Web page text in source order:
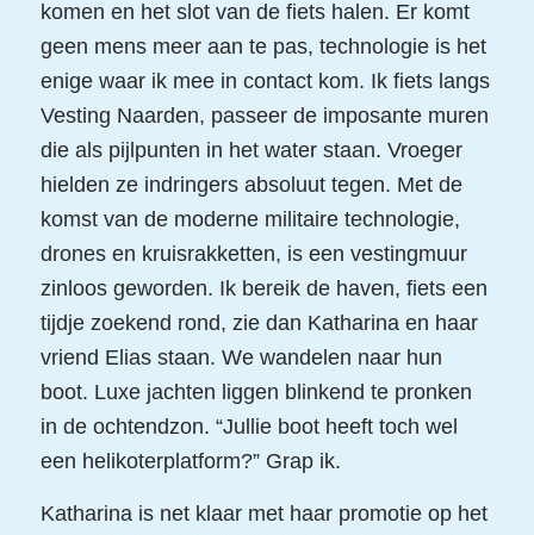
komen en het slot van de fiets halen. Er komt
geen mens meer aan te pas, technologie is het
enige waar ik mee in contact kom. Ik fiets langs
Vesting Naarden, passeer de imposante muren
die als pijlpunten in het water staan. Vroeger
hielden ze indringers absoluut tegen. Met de
komst van de moderne militaire technologie,
drones en kruisrakketten, is een vestingmuur
zinloos geworden. Ik bereik de haven, fiets een
tijdje zoekend rond, zie dan Katharina en haar
vriend Elias staan. We wandelen naar hun
boot. Luxe jachten liggen blinkend te pronken
in de ochtendzon. “Jullie boot heeft toch wel
een helikoterplatform?” Grap ik.
Katharina is net klaar met haar promotie op het